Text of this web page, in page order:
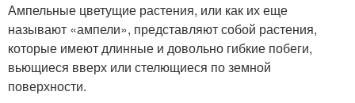
Ампельные цветущие растения, или как их еще
называют «ампели», представляют собой растения,
которые имеют длинные и довольно гибкие побеги,
вьющиеся вверх или стелющиеся по земной
поверхности.